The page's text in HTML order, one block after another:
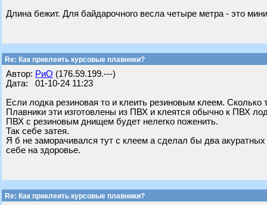
Длина бежит. Для байдарочного весла четыре метра - это
Re: Как приклеить курсовые плавники?
Автор: РиО (176.59.199.---)
Дата: 01-10-24 11:23
Если лодка резиновая то и клеить резиновым клеем.
Плавники эти изготовлены из ПВХ и клеятся обычно к ПВХ
ПВХ с резиновым днищем будет нелегко поженить.
Так себе затея.
Я б не заморачивался тут с клеем а сделал бы два
себе на здоровье.
Re: Как приклеить курсовые плавники?